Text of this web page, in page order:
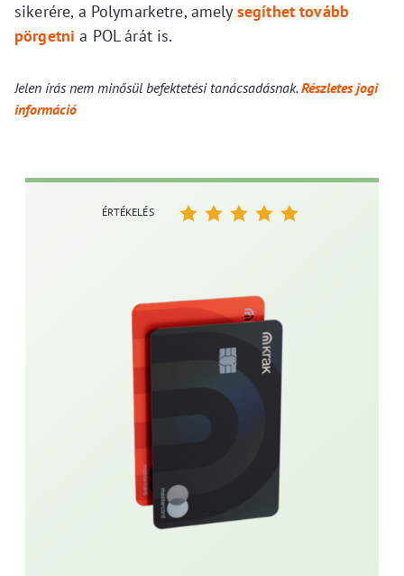
sikerére, a Polymarketre, amely segíthet tovább
pörgetni a POL árát is.
Jelen írás nem minősül befektetési tanácsadásnak.Részletes jogi
információ
ÉRTÉKELÉS